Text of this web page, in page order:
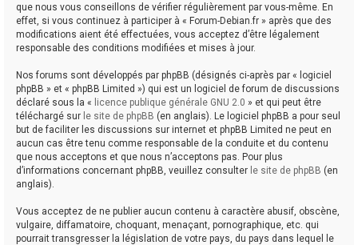
que nous vous conseillons de vérifier régulièrement par vous-même. En
effet, si vous continuez à participer à « Forum-Debian.fr » après que des
modifications aient été effectuées, vous acceptez d’être légalement
responsable des conditions modifiées et mises à jour.
Nos forums sont développés par phpBB (désignés ci-après par « logiciel
phpBB » et « phpBB Limited ») qui est un logiciel de forum de discussions
déclaré sous la « licence publique générale GNU 2.0 » et qui peut être
téléchargé sur le site de phpBB (en anglais). Le logiciel phpBB a pour seul
but de faciliter les discussions sur internet et phpBB Limited ne peut en
aucun cas être tenu comme responsable de la conduite et du contenu
que nous acceptons et que nous n’acceptons pas. Pour plus
d’informations concernant phpBB, veuillez consulter le site de phpBB (en
anglais).
Vous acceptez de ne publier aucun contenu à caractère abusif, obscène,
vulgaire, diffamatoire, choquant, menaçant, pornographique, etc. qui
pourrait transgresser la législation de votre pays, du pays dans lequel le